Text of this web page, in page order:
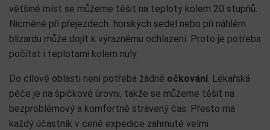
většině míst se můžeme těšit na teploty kolem 20 stupňů.
Nicméně při přejezdech horských sedel nebo při náhlém
blizardu může dojít k výraznému ochlazení. Proto je potřeba
počítat i teplotami kolem nuly.
Do cílové oblasti není potřeba žádné očkování. Lékařská
péče je na špičkové úrovni, takže se můžeme těšit na
bezproblémový a komfortně strávený čas. Přesto má
každý účastník v ceně expedice zahrnuté velmi